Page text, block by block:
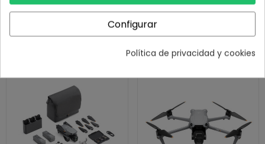
-41,7%Configurar
Política de privacidad y cookies